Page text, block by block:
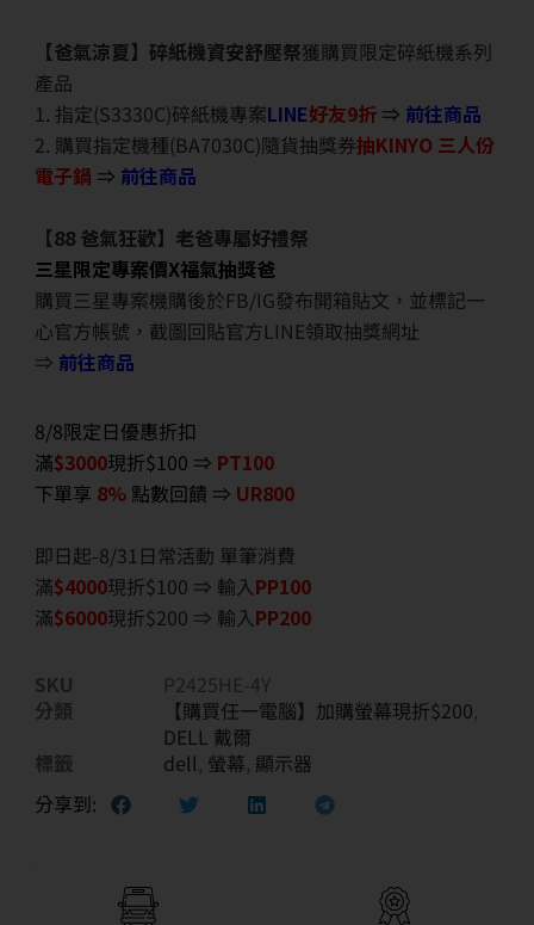
【爸氣涼夏】碎紙機資安舒壓祭獲購買限定碎紙機系列
產品
1. 指定(S3330C)碎紙機專案LINE好友9折 ⇒ 前往商品
2. 購買指定機種(BA7030C)隨貨抽獎券抽KINYO 三人份
電子鍋 ⇒ 前往商品
【88 爸氣狂歡】老爸專屬好禮祭
三星限定專案價X福氣抽獎爸
購買三星專案機購後於FB/IG發布開箱貼文，並標記一
心官方帳號，截圖回貼官方LINE領取抽獎網址
⇒ 前往商品
8/8限定日優惠折扣
滿$3000現折$100 ⇒ PT100
下單享 8% 點數回饋 ⇒ UR800
即日起-8/31日常活動 單筆消費
滿$4000現折$100 ⇒ 輸入PP100
滿$6000現折$200 ⇒ 輸入PP200
SKU
P2425HE-4Y
分類
【購買任一電腦】加購螢幕現折$200,
DELL 戴爾
標籤
dell, 螢幕, 顯示器
分享到: